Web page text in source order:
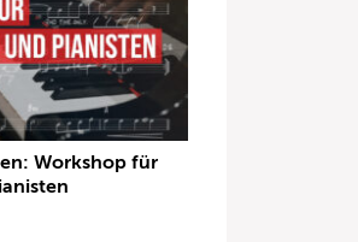
Workshop für